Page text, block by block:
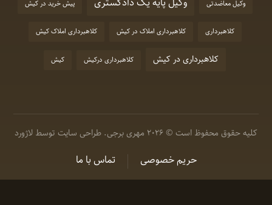
وکیل معاضدتی پیش خرید در کیش
کلاهبرداری کلاهبرداری املاک در کیش کلاهبرداری املاک کیش
کلاهبرداری در کیش کلاهبرداری درکیش کیش
کلیه حقوق محفوظ است © 2026 مهری برجی. طراحی سایتتوسط لاژورد
تماس با ما حریم خصوصی